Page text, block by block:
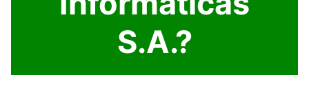
S.A.?